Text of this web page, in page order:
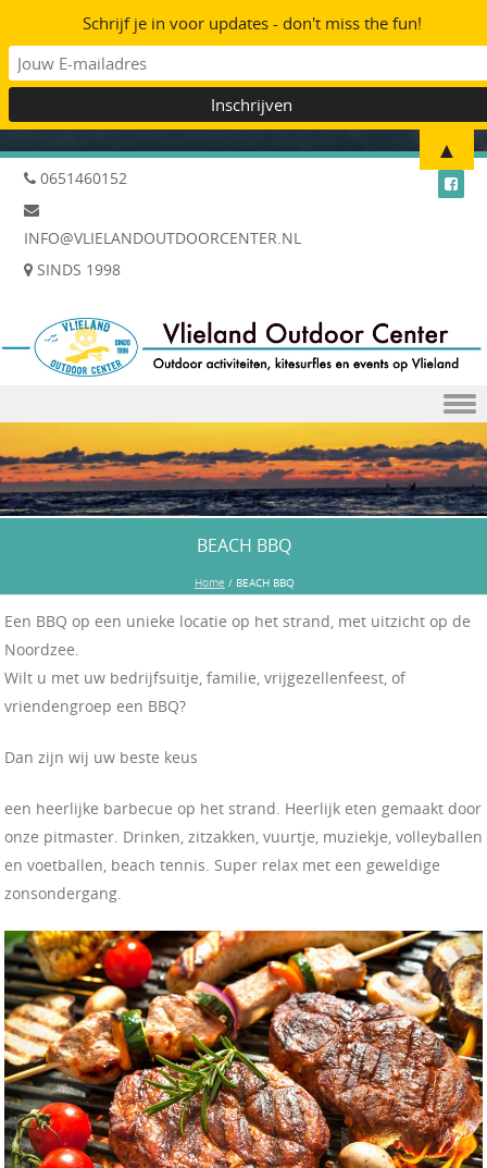
0651460152
INFO@VLIELANDOUTDOORCENTER.NL
SINDS 1998
BEACH BBQ
Home / BEACH BBQ
Een BBQ op een unieke locatie op het strand, met uitzicht op de
Noordzee.
Wilt u met uw bedrijfsuitje, familie, vrijgezellenfeest, of
vriendengroep een BBQ?
Dan zijn wij uw beste keus
een heerlijke barbecue op het strand. Heerlijk eten gemaakt door
onze pitmaster. Drinken, zitzakken, vuurtje, muziekje, volleyballen
en voetballen, beach tennis. Super relax met een geweldige
zonsondergang.
Schrijf je in voor updates - don't miss the fun!
▲